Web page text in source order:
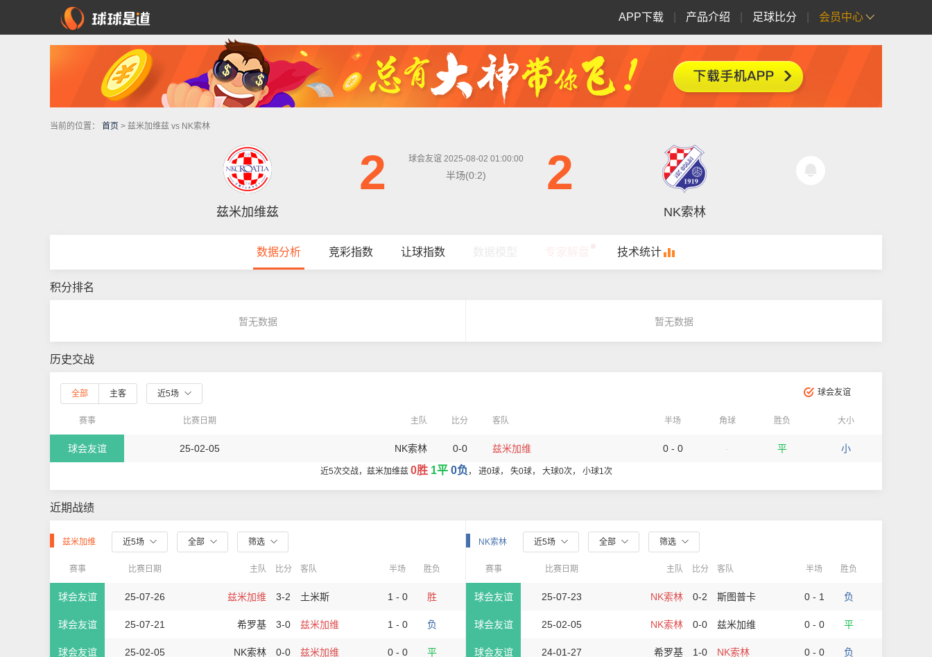
APP下载 产品介绍 足球比分 会员中心
当前的位置： 首页 > 兹米加维兹 vs NK索林
兹米加维兹
2 2
球会友谊 2025-08-02 01:00:00
半场(0:2)
NK索林
数据分析 竞彩指数 让球指数 技术统计
积分排名
暂无数据 暂无数据
历史交战
球会友谊
全部 主客 近5场
赛事 比赛日期 主队 比分 客队 半场 角球 胜负 大小
球会友谊 25-02-05 NK索林 0-0 兹米加维 0 - 0 平 小
近5次交战，兹米加维兹 0胜 1平 0负 ， 进0球， 失0球， 大球0次， 小球1次
近期战绩
兹米加维 近5场 全部 筛选
赛事 比赛日期 主队 比分 客队 半场 胜负
球会友谊 25-07-26 兹米加维 3-2 土米斯 1 - 0 胜
球会友谊 25-07-21 希罗基 3-0 兹米加维 1 - 0 负
球会友谊 25-02-05 NK索林 0-0 兹米加维 0 - 0 平
NK索林 近5场 全部 筛选
赛事 比赛日期 主队 比分 客队 半场 胜负
球会友谊 25-07-23 NK索林 0-2 斯图普卡 0 - 1 负
球会友谊 25-02-05 NK索林 0-0 兹米加维 0 - 0 平
球会友谊 24-01-27 希罗基 1-0 NK索林 0 - 0 负